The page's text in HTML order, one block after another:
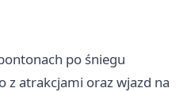
po śniegu
z atrakcjami oraz wjazd na